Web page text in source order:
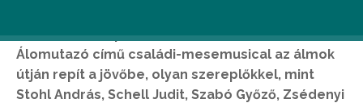
TulipánTündér Produkció. Az
Álomutazó című családi-mesemusical az álmok
útján repít a jövőbe, olyan szereplőkkel, mint
Stohl András, Schell Judit, Szabó Győző, Zsédenyi